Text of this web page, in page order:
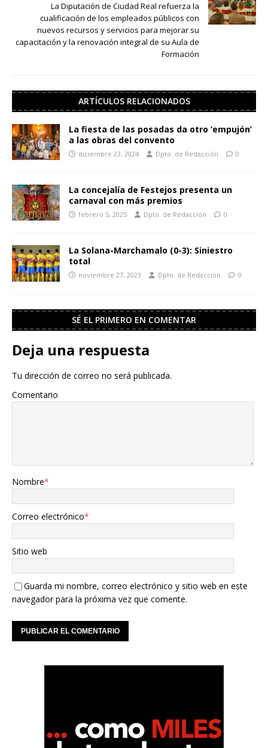
La Diputación de Ciudad Real refuerza la
cualificación de los empleados públicos con
nuevos recursos y servicios para mejorar su
capacitación y la renovación integral de su Aula de
Formación
ARTÍCULOS RELACIONADOS
La fiesta de las posadas da otro ‘empujón’
a las obras del convento
diciembre 23, 2024 Dpto. de Redacción 0
La concejalía de Festejos presenta un
carnaval con más premios
febrero 5, 2025 Dpto. de Redacción 0
La Solana-Marchamalo (0-3): Siniestro
total
noviembre 27, 2023 Dpto. de Redacción 0
SÉ EL PRIMERO EN COMENTAR
Deja una respuesta
Tu dirección de correo no será publicada.
Comentario
Nombre*
Correo electrónico*
Sitio web
Guarda mi nombre, correo electrónico y sitio web en este
navegador para la próxima vez que comente.